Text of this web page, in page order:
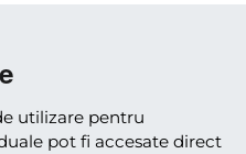
utilizare pentru
pot fi accesate direct